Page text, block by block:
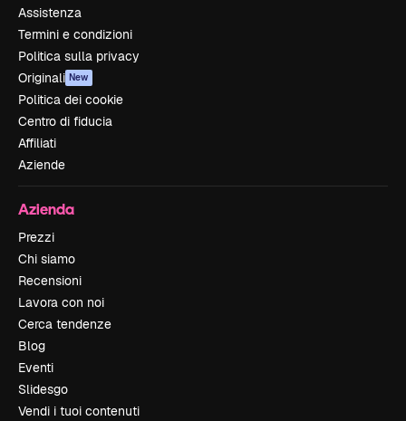
Assistenza
Termini e condizioni
Politica sulla privacy
Originali New
Politica dei cookie
Centro di fiducia
Affiliati
Aziende
Azienda
Prezzi
Chi siamo
Recensioni
Lavora con noi
Cerca tendenze
Blog
Eventi
Slidesgo
Vendi i tuoi contenuti